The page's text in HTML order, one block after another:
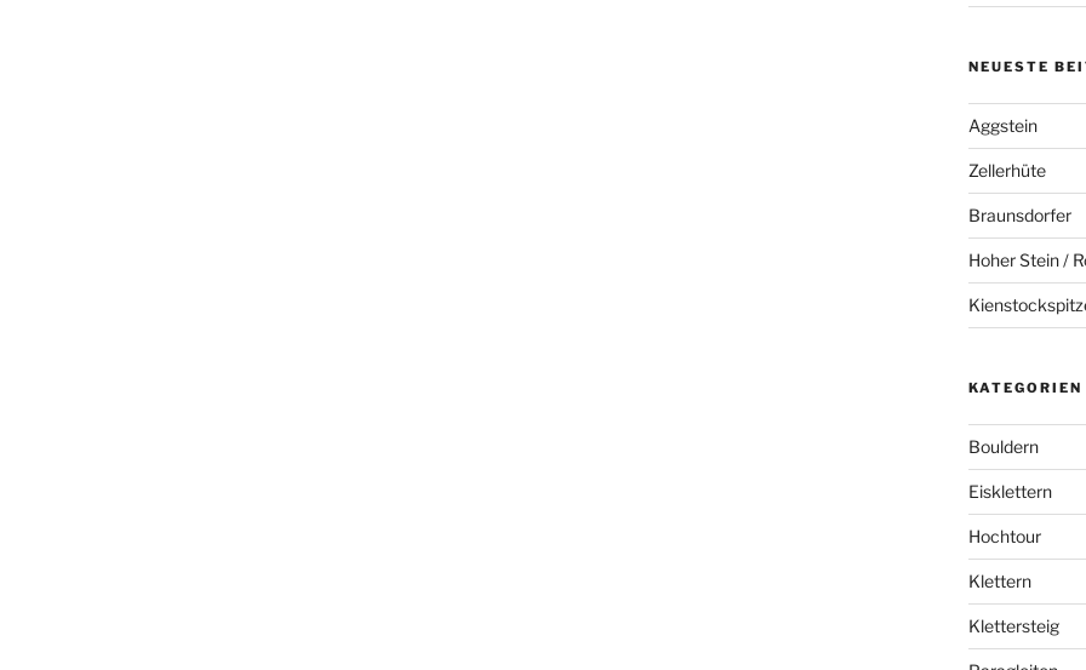
NEUESTE
Aggstein
Zellerhüte
Braunsdorfer
Hoher Stein /
KATEGORIEN
Bouldern
Eisklettern
Hochtour
Klettern
Klettersteig